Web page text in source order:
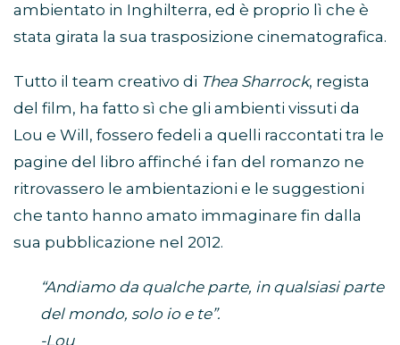
ambientato in Inghilterra, ed è proprio lì che è
stata girata la sua trasposizione cinematografica.
Tutto il team creativo di Thea Sharrock, regista
del film, ha fatto sì che gli ambienti vissuti da
Lou e Will, fossero fedeli a quelli raccontati tra le
pagine del libro affinché i fan del romanzo ne
ritrovassero le ambientazioni e le suggestioni
che tanto hanno amato immaginare fin dalla
sua pubblicazione nel 2012.
“Andiamo da qualche parte, in qualsiasi parte
del mondo, solo io e te”.
-Lou